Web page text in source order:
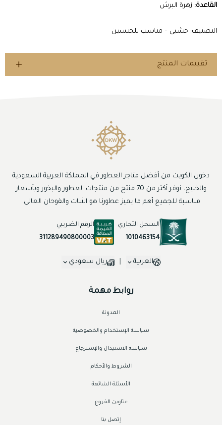
القاعدة: زهرة البرش
التصنيف: خشبي – مناسب للجنسين
تقييمات المنتج
روابط مهمة
المدونة
سياسة الإستخدام والخصوصية
سياسة الاستبدال والإسترجاع
الشروط والأحكام
الأسئلة الشائعة
عناوين الفروع
إتصل بنا
دخون الكويت من أفضل متاجر العطور في المملكة العربية السعودية
والخليج، نوفر أكثر من 70 منتج من منتجات العطور والبخور وبأسعار
مناسبة للجميع أهم ما يميز عطورنا هو الثبات والفوحان العالي.
السجل التجاري
1010463154
الرقم الضريبي
311289490800003
العربية ريال سعودي